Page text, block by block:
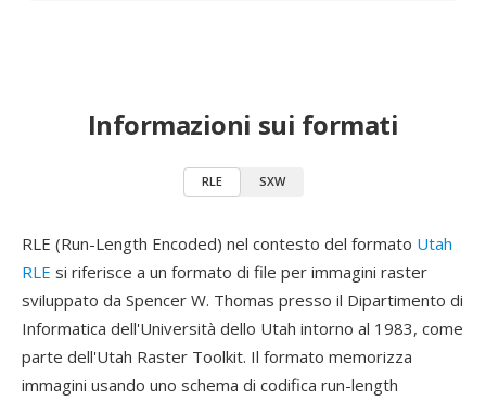
Informazioni sui formati
RLE SXW
RLE (Run-Length Encoded) nel contesto del formato Utah
RLE si riferisce a un formato di file per immagini raster
sviluppato da Spencer W. Thomas presso il Dipartimento di
Informatica dell'Università dello Utah intorno al 1983, come
parte dell'Utah Raster Toolkit. Il formato memorizza
immagini usando uno schema di codifica run-length